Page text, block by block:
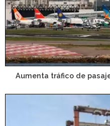
Aumenta tráfico de